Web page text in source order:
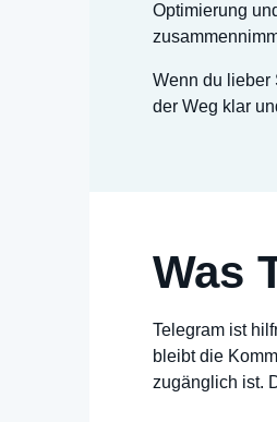
Optimierung
Wenn du lieber
der Weg klar
Was
Telegram ist
bleibt die
zugänglich ist.